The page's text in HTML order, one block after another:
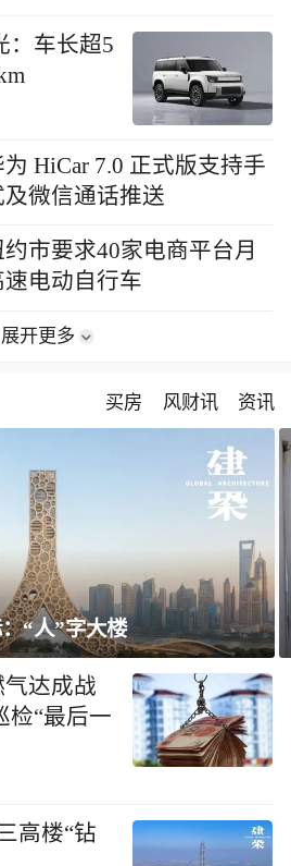
：车长超5
为 HiCar 7.0 正式版支持手
微信通话推送
约市要求40家电商平台月
电动自行车
展开更多
买房 风财讯 资讯
C位 都后悔没早知道！
达成战
检“最后一
高楼“钻